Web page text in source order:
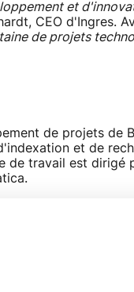
et
CEO d'Ingres.
de projets
de projets de
et de
de travail est dirigé